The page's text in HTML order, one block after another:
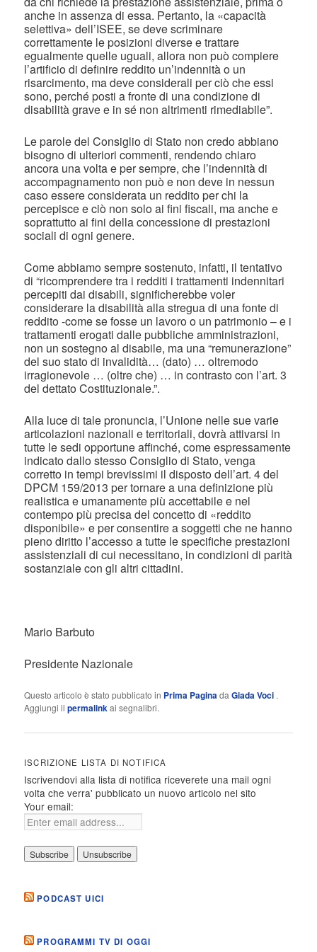
anche in assenza di essa. Pertanto, la «capacità
selettiva» dell’ISEE, se deve scriminare
correttamente le posizioni diverse e trattare
egualmente quelle uguali, allora non può compiere
l’artificio di definire reddito un’indennità o un
risarcimento, ma deve considerali per ciò che essi
sono, perché posti a fronte di una condizione di
disabilità grave e in sé non altrimenti rimediabile”.
Le parole del Consiglio di Stato non credo abbiano
bisogno di ulteriori commenti, rendendo chiaro
ancora una volta e per sempre, che l’indennità di
accompagnamento non può e non deve in nessun
caso essere considerata un reddito per chi la
percepisce e ciò non solo ai fini fiscali, ma anche e
soprattutto ai fini della concessione di prestazioni
sociali di ogni genere.
Come abbiamo sempre sostenuto, infatti, il tentativo
di “ricomprendere tra i redditi i trattamenti indennitari
percepiti dai disabili, significherebbe voler
considerare la disabilità alla stregua di una fonte di
reddito -come se fosse un lavoro o un patrimonio – e i
trattamenti erogati dalle pubbliche amministrazioni,
non un sostegno al disabile, ma una “remunerazione”
del suo stato di invalidità… (dato) … oltremodo
irragionevole … (oltre che) … in contrasto con l’art. 3
del dettato Costituzionale.”.
Alla luce di tale pronuncia, l’Unione nelle sue varie
articolazioni nazionali e territoriali, dovrà attivarsi in
tutte le sedi opportune affinché, come espressamente
indicato dallo stesso Consiglio di Stato, venga
corretto in tempi brevissimi il disposto dell’art. 4 del
DPCM 159/2013 per tornare a una definizione più
realistica e umanamente più accettabile e nel
contempo più precisa del concetto di «reddito
disponibile» e per consentire a soggetti che ne hanno
pieno diritto l’accesso a tutte le specifiche prestazioni
assistenziali di cui necessitano, in condizioni di parità
sostanziale con gli altri cittadini.
Mario Barbuto
Presidente Nazionale
Questo articolo è stato pubblicato in Prima PaginadaGiada Voci .
Aggiungi ilpermalinkai segnalibri.
ISCRIZIONE LISTA DI NOTIFICA
Iscrivendovi alla lista di notifica riceverete una mail ogni
volta che verra' pubblicato un nuovo articolo nel sito
Your email:
PODCAST UICI
PROGRAMMI TV DI OGGI